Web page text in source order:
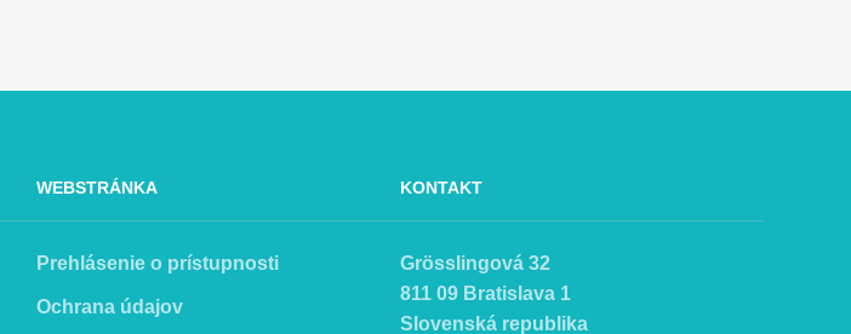
WEBSTRÁNKA
Prehlásenie o prístupnosti
Ochrana údajov
KONTAKT
Grösslingová 32
811 09 Bratislava 1
Slovenská republika